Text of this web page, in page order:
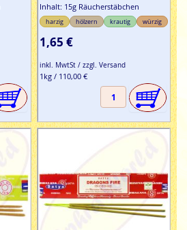
Inhalt: 15g Räucherstäbchen
harzig hölzern krautig würzig
1,65 €
inkl. MwtSt / zzgl. Versand
1kg / 110,00 €